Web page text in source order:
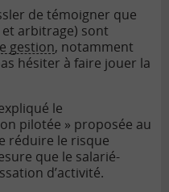
de témoigner que
arbitrage) sont
gestion, notamment
hésiter à faire jouer la
le
pilotée » proposée au
réduire le risque
que le salarié-
d’activité.